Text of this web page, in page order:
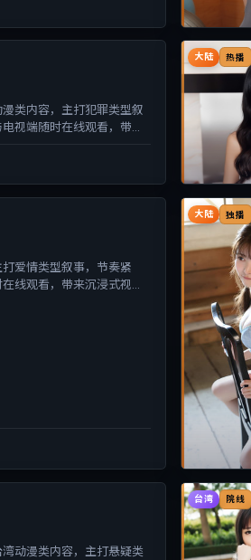
类内容，主打犯罪类型叙
视端随时在线观看，带来
大陆 热播
爱情类型叙事，节奏紧
线观看，带来沉浸式视听
大陆 独播
动漫类内容，主打悬疑类
台湾 院线